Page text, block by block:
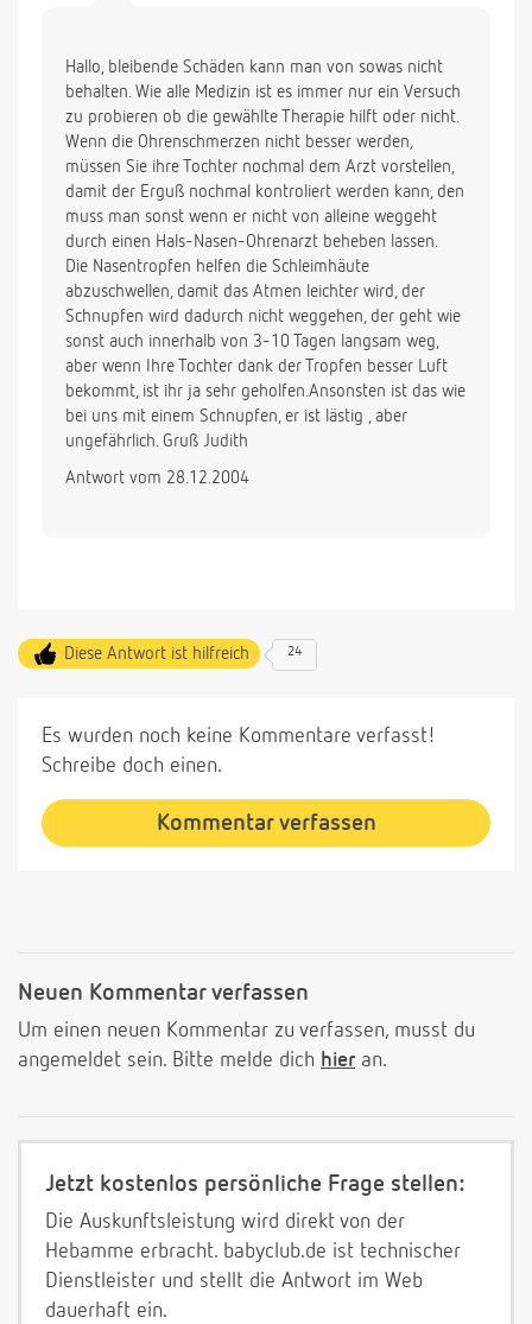
Hallo, bleibende Schäden kann man von sowas nicht
behalten. Wie alle Medizin ist es immer nur ein Versuch
zu probieren ob die gewählte Therapie hilft oder nicht.
Wenn die Ohrenschmerzen nicht besser werden,
müssen Sie ihre Tochter nochmal dem Arzt vorstellen,
damit der Erguß nochmal kontroliert werden kann, den
muss man sonst wenn er nicht von alleine weggeht
durch einen Hals-Nasen-Ohrenarzt beheben lassen.
Die Nasentropfen helfen die Schleimhäute
abzuschwellen, damit das Atmen leichter wird, der
Schnupfen wird dadurch nicht weggehen, der geht wie
sonst auch innerhalb von 3-10 Tagen langsam weg,
aber wenn Ihre Tochter dank der Tropfen besser Luft
bekommt, ist ihr ja sehr geholfen.Ansonsten ist das wie
bei uns mit einem Schnupfen, er ist lästig , aber
ungefährlich. Gruß Judith
Antwort vom 28.12.2004
Diese Antwort ist hilfreich 24
Es wurden noch keine Kommentare verfasst!
Schreibe doch einen.
Kommentar verfassen
Neuen Kommentar verfassen
Um einen neuen Kommentar zu verfassen, musst du
angemeldet sein. Bitte melde dich hier an.
Jetzt kostenlos persönliche Frage stellen:
Die Auskunftsleistung wird direkt von der
Hebamme erbracht. babyclub.de ist technischer
Dienstleister und stellt die Antwort im Web
dauerhaft ein.